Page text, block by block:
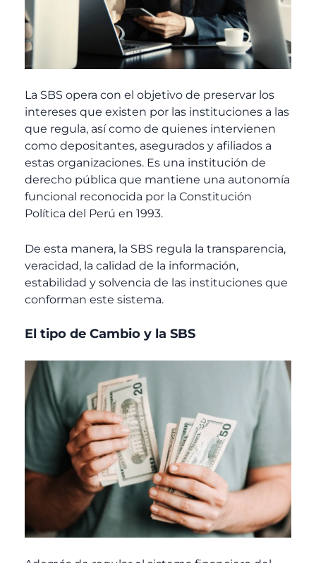
La SBS opera con el objetivo de preservar los
intereses que existen por las instituciones a las
que regula, así como de quienes intervienen
como depositantes, asegurados y afiliados a
estas organizaciones. Es una institución de
derecho pública que mantiene una autonomía
funcional reconocida por la Constitución
Política del Perú en 1993.
De esta manera, la SBS regula la transparencia,
veracidad, la calidad de la información,
estabilidad y solvencia de las instituciones que
conforman este sistema.
El tipo de Cambio y la SBS